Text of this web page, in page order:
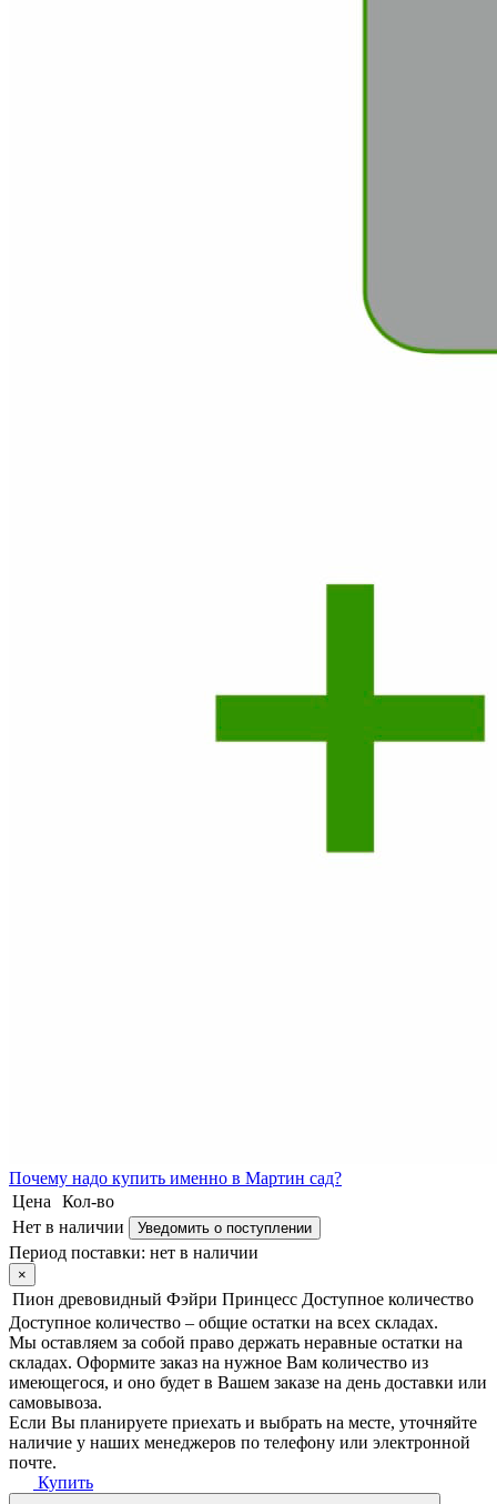
Почему надо купить именно в Мартин сад?
Цена
Кол-во
Нет в наличии
Уведомить о поступлении
Период поставки: нет в наличии
×
Пион древовидный Фэйри Принцесс Доступное количество
Доступное количество – общие остатки на всех складах.
Мы оставляем за собой право держать неравные остатки на
складах. Оформите заказ на нужное Вам количество из
имеющегося, и оно будет в Вашем заказе на день доставки или
самовывоза.
Если Вы планируете приехать и выбрать на месте, уточняйте
наличие у наших менеджеров по телефону или электронной
почте.
Купить